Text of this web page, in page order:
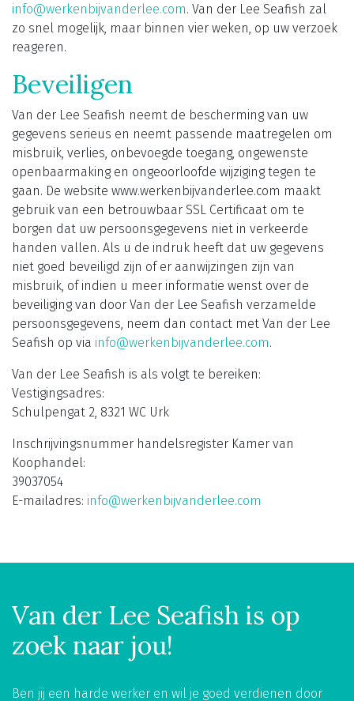
info@werkenbijvanderlee.com. Van der Lee Seafish zal
zo snel mogelijk, maar binnen vier weken, op uw verzoek
reageren.
Beveiligen
Van der Lee Seafish neemt de bescherming van uw
gegevens serieus en neemt passende maatregelen om
misbruik, verlies, onbevoegde toegang, ongewenste
openbaarmaking en ongeoorloofde wijziging tegen te
gaan. De website www.werkenbijvanderlee.com maakt
gebruik van een betrouwbaar SSL Certificaat om te
borgen dat uw persoonsgegevens niet in verkeerde
handen vallen. Als u de indruk heeft dat uw gegevens
niet goed beveiligd zijn of er aanwijzingen zijn van
misbruik, of indien u meer informatie wenst over de
beveiliging van door Van der Lee Seafish verzamelde
persoonsgegevens, neem dan contact met Van der Lee
Seafish op via info@werkenbijvanderlee.com.
Van der Lee Seafish is als volgt te bereiken:
Vestigingsadres:
Schulpengat 2, 8321 WC Urk
Inschrijvingsnummer handelsregister Kamer van
Koophandel:
39037054
E-mailadres: info@werkenbijvanderlee.com
Van der Lee Seafish is op
zoek naar jou!
Ben jij een harde werker en wil je goed verdienen door